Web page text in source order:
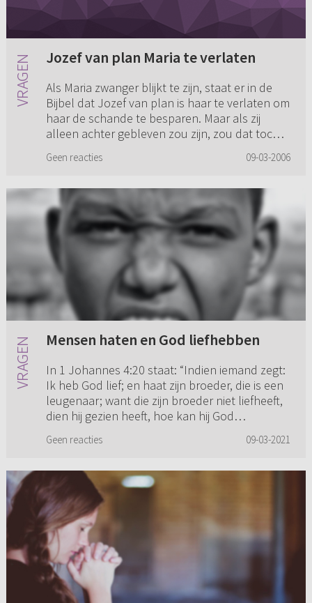
Jozef van plan Maria te verlaten
Als Maria zwanger blijkt te zijn, staat er in de
Bijbel dat Jozef van plan is haar te verlaten om
haar de schande te besparen. Maar als zij
alleen achter gebleven zou zijn, zou dat toch
Geen reacties 09-03-2006
Mensen haten en God liefhebben
In 1 Johannes 4:20 staat: “Indien iemand zegt:
Ik heb God lief; en haat zijn broeder, die is een
leugenaar; want die zijn broeder niet liefheeft,
dien hij gezien heeft, hoe kan hij God
Geen reacties 09-03-2021